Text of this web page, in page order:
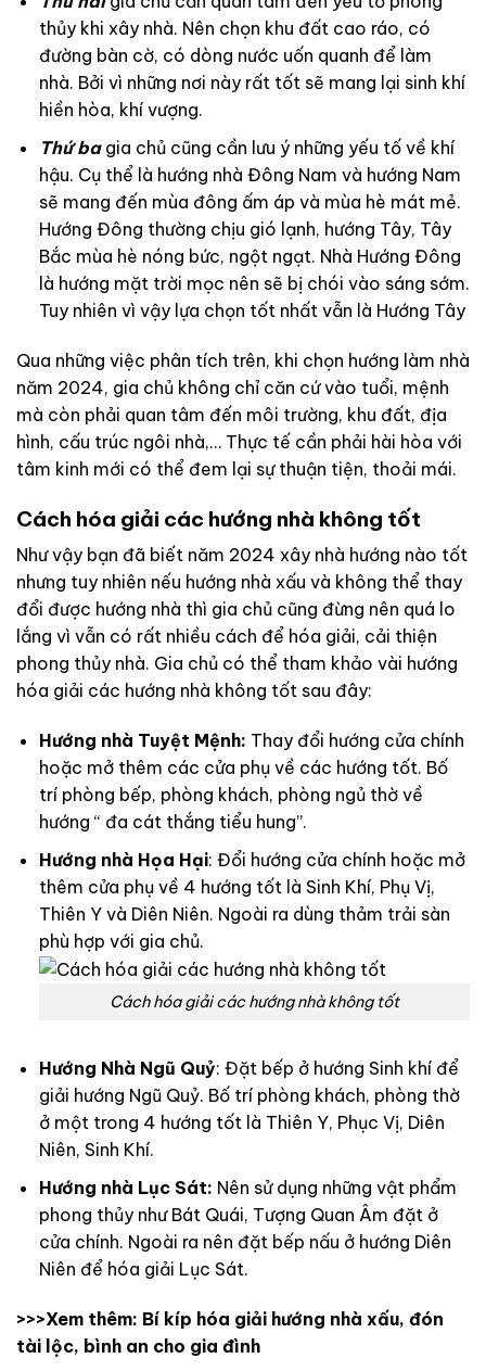
thủy khi xây nhà. Nên chọn khu đất cao ráo, có
đường bàn cờ, có dòng nước uốn quanh để làm
nhà. Bởi vì những nơi này rất tốt sẽ mang lại sinh khí
hiền hòa, khí vượng.
Thứ ba gia chủ cũng cần lưu ý những yếu tố về khí
hậu. Cụ thể là hướng nhà Đông Nam và hướng Nam
sẽ mang đến mùa đông ấm áp và mùa hè mát mẻ.
Hướng Đông thường chịu gió lạnh, hướng Tây, Tây
Bắc mùa hè nóng bức, ngột ngạt. Nhà Hướng Đông
là hướng mặt trời mọc nên sẽ bị chói vào sáng sớm.
Tuy nhiên vì vậy lựa chọn tốt nhất vẫn là Hướng Tây
Qua những việc phân tích trên, khi chọn hướng làm nhà
năm 2024, gia chủ không chỉ căn cứ vào tuổi, mệnh
mà còn phải quan tâm đến môi trường, khu đất, địa
hình, cấu trúc ngôi nhà,… Thực tế cần phải hài hòa với
tâm kinh mới có thể đem lại sự thuận tiện, thoải mái.
Cách hóa giải các hướng nhà không tốt
Như vậy bạn đã biết năm 2024 xây nhà hướng nào tốt
nhưng tuy nhiên nếu hướng nhà xấu và không thể thay
đổi được hướng nhà thì gia chủ cũng đừng nên quá lo
lắng vì vẫn có rất nhiều cách để hóa giải, cải thiện
phong thủy nhà. Gia chủ có thể tham khảo vài hướng
hóa giải các hướng nhà không tốt sau đây:
Hướng nhà Tuyệt Mệnh: Thay đổi hướng cửa chính
hoặc mở thêm các cửa phụ về các hướng tốt. Bố
trí phòng bếp, phòng khách, phòng ngủ thờ về
hướng “ đa cát thắng tiểu hung”.
Hướng nhà Họa Hại: Đổi hướng cửa chính hoặc mở
thêm cửa phụ về 4 hướng tốt là Sinh Khí, Phụ Vị,
Thiên Y và Diên Niên. Ngoài ra dùng thảm trải sàn
phù hợp với gia chủ.
Cách hóa giải các hướng nhà không tốt
Hướng Nhà Ngũ Quỷ: Đặt bếp ở hướng Sinh khí để
giải hướng Ngũ Quỷ. Bố trí phòng khách, phòng thờ
ở một trong 4 hướng tốt là Thiên Y, Phục Vị, Diên
Niên, Sinh Khí.
Hướng nhà Lục Sát: Nên sử dụng những vật phẩm
phong thủy như Bát Quái, Tượng Quan Âm đặt ở
cửa chính. Ngoài ra nên đặt bếp nấu ở hướng Diên
Niên để hóa giải Lục Sát.
>>>Xem thêm: Bí kíp hóa giải hướng nhà xấu, đón
tài lộc, bình an cho gia đình